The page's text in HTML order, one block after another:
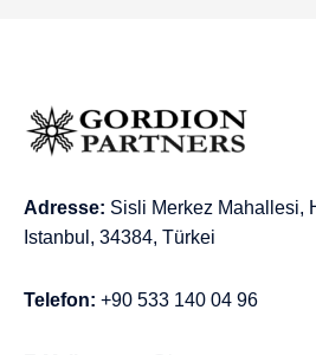
Adresse: Sisli Merkez Mahallesi,
Istanbul, 34384, Türkei
Telefon: +90 533 140 04 96